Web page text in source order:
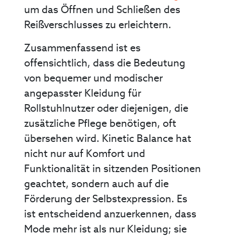
um das Öffnen und Schließen des
Reißverschlusses zu erleichtern.
Zusammenfassend ist es
offensichtlich, dass die Bedeutung
von bequemer und modischer
angepasster Kleidung für
Rollstuhlnutzer oder diejenigen, die
zusätzliche Pflege benötigen, oft
übersehen wird. Kinetic Balance hat
nicht nur auf Komfort und
Funktionalität in sitzenden Positionen
geachtet, sondern auch auf die
Förderung der Selbstexpression. Es
ist entscheidend anzuerkennen, dass
Mode mehr ist als nur Kleidung; sie